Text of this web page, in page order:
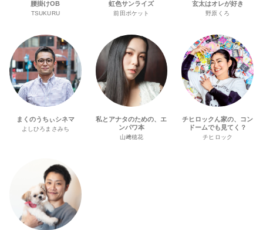
腰掛けOB
TSUKURU
虹色サンライズ
前田ポケット
玄太はオレが好き
野原くろ
まくのうちぃシネマ
よしひろまさみち
私とアナタのための、エ
ンパワ本
山﨑穂花
チヒロックん家の、コン
ドームでも見てく？
チヒロック